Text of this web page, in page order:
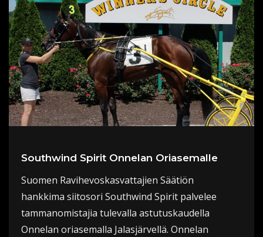
Southwind Spirit Onnelan Oriasemalle
Suomen Ravihevoskasvattajien Säätiön
hankkima siitosori Southwind Spirit palvelee
tammanomistajia tulevalla astutuskaudella
Onnelan oriasemalla Jalasjärvellä. Onnelan